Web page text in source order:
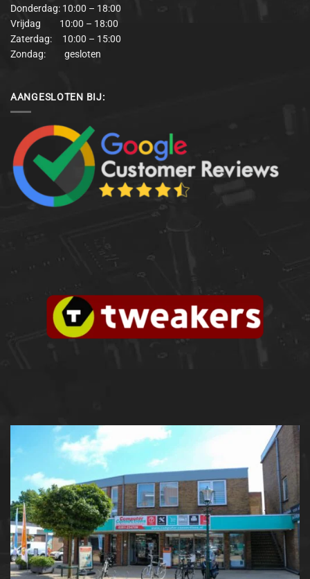
Donderdag: 10:00 – 18:00
Vrijdag 10:00 – 18:00
Zaterdag: 10:00 – 15:00
Zondag: gesloten
AANGESLOTEN BIJ: